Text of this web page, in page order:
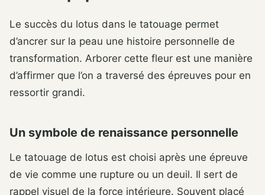
Le succès du lotus dans le tatouage permet
d’ancrer sur la peau une histoire personnelle de
transformation. Arborer cette fleur est une manière
d’affirmer que l’on a traversé des épreuves pour en
ressortir grandi.
Un symbole de renaissance personnelle
Le tatouage de lotus est choisi après une épreuve
de vie comme une rupture ou un deuil. Il sert de
rappel visuel de la force intérieure. Souvent placé